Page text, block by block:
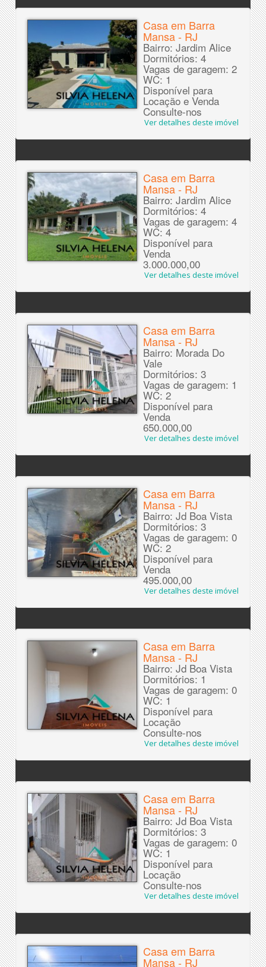
Casa em Barra
Mansa - RJ
Bairro: Jardim Alice
Dormitórios: 4
Vagas de garagem: 2
WC: 1
Disponível para
Locação e Venda
Consulte-nos
Ver detalhes deste imóvel
Casa em Barra
Mansa - RJ
Bairro: Jardim Alice
Dormitórios: 4
Vagas de garagem: 4
WC: 4
Disponível para
Venda
3.000.000,00
Ver detalhes deste imóvel
Casa em Barra
Mansa - RJ
Bairro: Morada Do
Vale
Dormitórios: 3
Vagas de garagem: 1
WC: 2
Disponível para
Venda
650.000,00
Ver detalhes deste imóvel
Casa em Barra
Mansa - RJ
Bairro: Jd Boa Vista
Dormitórios: 3
Vagas de garagem: 0
WC: 2
Disponível para
Venda
495.000,00
Ver detalhes deste imóvel
Casa em Barra
Mansa - RJ
Bairro: Jd Boa Vista
Dormitórios: 1
Vagas de garagem: 0
WC: 1
Disponível para
Locação
Consulte-nos
Ver detalhes deste imóvel
Casa em Barra
Mansa - RJ
Bairro: Jd Boa Vista
Dormitórios: 3
Vagas de garagem: 0
WC: 1
Disponível para
Locação
Consulte-nos
Ver detalhes deste imóvel
Casa em Barra
Mansa - RJ